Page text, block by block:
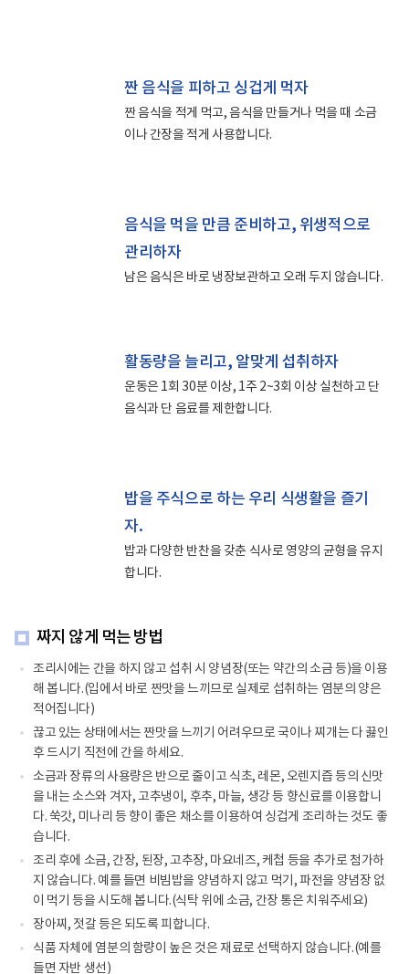
짠 음식을 피하고 싱겁게 먹자
짠 음식을 적게 먹고, 음식을 만들거나 먹을 때 소금
이나 간장을 적게 사용합니다.
음식을 먹을 만큼 준비하고, 위생적으로
관리하자
남은 음식은 바로 냉장보관하고 오래 두지 않습니다.
활동량을 늘리고, 알맞게 섭취하자
운동은 1회 30분 이상, 1주 2~3회 이상 실천하고 단
음식과 단 음료를 제한합니다.
밥을 주식으로 하는 우리 식생활을 즐기
자.
밥과 다양한 반찬을 갖춘 식사로 영양의 균형을 유지
합니다.
짜지 않게 먹는 방법
조리시에는 간을 하지 않고 섭취 시 양념장(또는 약간의 소금 등)을 이용
해 봅니다.(입에서 바로 짠맛을 느끼므로 실제로 섭취하는 염분의 양은
적어집니다)
끊고 있는 상태에서는 짠맛을 느끼기 어려우므로 국이나 찌개는 다 끓인
후 드시기 직전에 간을 하세요.
소금과 장류의 사용량은 반으로 줄이고 식초, 레몬, 오렌지즙 등의 신맛
을 내는 소스와 겨자, 고추냉이, 후추, 마늘, 생강 등 향신료를 이용합니
다. 쑥갓, 미나리 등 향이 좋은 채소를 이용하여 싱겁게 조리하는 것도 좋
습니다.
조리 후에 소금, 간장, 된장, 고추장, 마요네즈, 케첩 등을 추가로 첨가하
지 않습니다. 예를 들면 비빔밥을 양념하지 않고 먹기, 파전을 양념장 없
이 먹기 등을 시도해 봅니다.(식탁 위에 소금, 간장 통은 치워주세요)
장아찌, 젓갈 등은 되도록 피합니다.
식품 자체에 염분의 함량이 높은 것은 재료로 선택하지 않습니다.(예를
들면 자반 생선)